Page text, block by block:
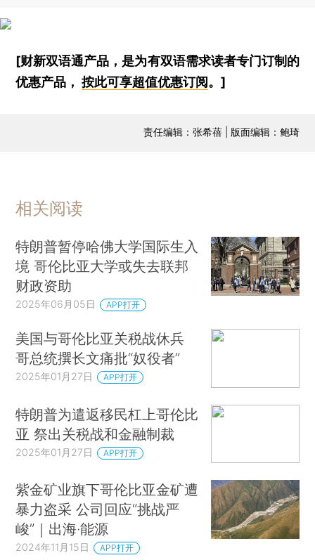
[财新双语通产品，是为有双语需求读者专门订制的
优惠产品，按此可享超值优惠订阅。]
责任编辑：张希蓓 | 版面编辑：鲍琦
相关阅读
特朗普暂停哈佛大学国际生入
境 哥伦比亚大学或失去联邦
财政资助
2025年06月05日 APP打开
美国与哥伦比亚关税战休兵
哥总统撰长文痛批“奴役者”
2025年01月27日 APP打开
特朗普为遣返移民杠上哥伦比
亚 祭出关税战和金融制裁
2025年01月27日 APP打开
紫金矿业旗下哥伦比亚金矿遭
暴力盗采 公司回应“挑战严
峻”｜出海·能源
2024年11月15日 APP打开